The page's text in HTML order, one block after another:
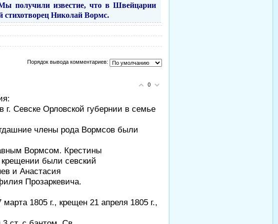
получили известие, что в Швейцарии
стихотворец Николай Вормс.
Порядок вывода комментариев:
0
г. Севске Орловской губернии в семье
члены рода Вормсов были
Вормсом. Крестины
крещении были севский
и Анастасия
Прозаркевича.
1805 г., крещен 21 апреля 1805 г.,